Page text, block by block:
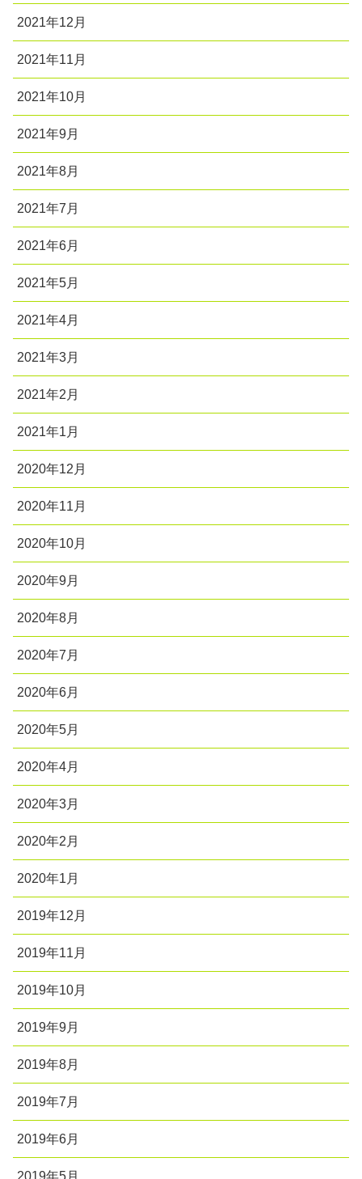
2021年12月
2021年11月
2021年10月
2021年9月
2021年8月
2021年7月
2021年6月
2021年5月
2021年4月
2021年3月
2021年2月
2021年1月
2020年12月
2020年11月
2020年10月
2020年9月
2020年8月
2020年7月
2020年6月
2020年5月
2020年4月
2020年3月
2020年2月
2020年1月
2019年12月
2019年11月
2019年10月
2019年9月
2019年8月
2019年7月
2019年6月